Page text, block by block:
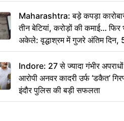
Maharashtra: बड़े कपड़ा
तीन बेटियां, करोड़ों की कमाई… फिर
अकेले: वृद्धाश्रम में गुजरे अंतिम दिन,
रुपये भेजकर कहा– अंतिम संस्कार कर
हम नहीं आ पाएंगे
Indore: 27 से ज्यादा गंभीर
आरोपी अनवर कादरी उर्फ ‘डकैत’
इंदौर पुलिस की बड़ी सफलता